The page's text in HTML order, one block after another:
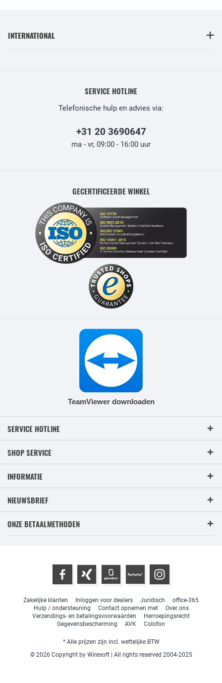
INTERNATIONAL
SERVICE HOTLINE
Telefonische hulp en advies via:
+31 20 3690647
ma - vr, 09:00 - 16:00 uur
GECERTIFICEERDE WINKEL
TeamViewer downloaden
SERVICE HOTLINE
SHOP SERVICE
INFORMATIE
NIEUWSBRIEF
ONZE BETAALMETHODEN
Zakelijke klanten Inloggen voor dealers Juridisch
office-365
Hulp / ondersteuning
Contact opnemen met
Over ons
Verzendings- en betalingsvoorwaarden
Herroepingsrecht
Gegevensbescherming
AVK Colofon
* Alle prijzen zijn incl. wettelijke BTW
© 2026 Copyright by Wiresoft | All rights reserved 2004-2025